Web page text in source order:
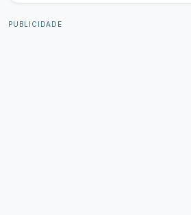
PUBLICIDADE